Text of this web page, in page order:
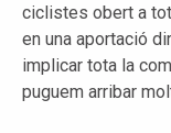
ciclistes obert a
en una aportació
implicar tota la
puguem arribar